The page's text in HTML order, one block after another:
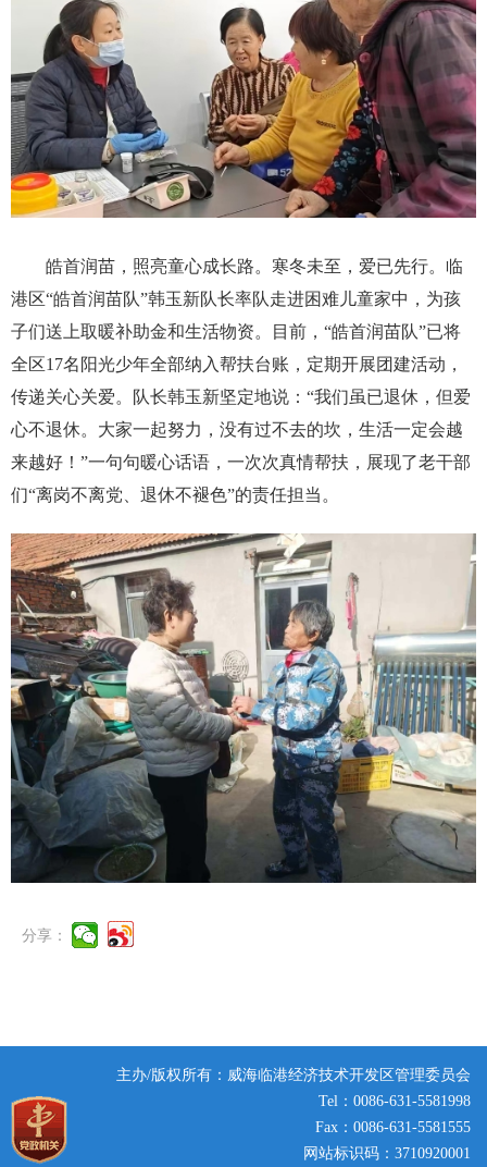
皓首润苗，照亮童心成长路。寒冬未至，爱已先行。临
港区“皓首润苗队”韩玉新队长率队走进困难儿童家中，为孩
子们送上取暖补助金和生活物资。目前，“皓首润苗队”已将
全区17名阳光少年全部纳入帮扶台账，定期开展团建活动，
传递关心关爱。队长韩玉新坚定地说：“我们虽已退休，但爱
心不退休。大家一起努力，没有过不去的坎，生活一定会越
来越好！”一句句暖心话语，一次次真情帮扶，展现了老干部
们“离岗不离党、退休不褪色”的责任担当。
分享：
主办/版权所有：威海临港经济技术开发区管理委员会
Tel：0086-631-5581998
Fax：0086-631-5581555
网站标识码：3710920001